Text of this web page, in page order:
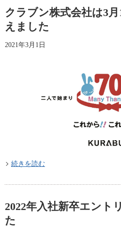
クラブン株式会社は3
えました
2021年3月1日
続きを読む
2022年入社新卒エント
た